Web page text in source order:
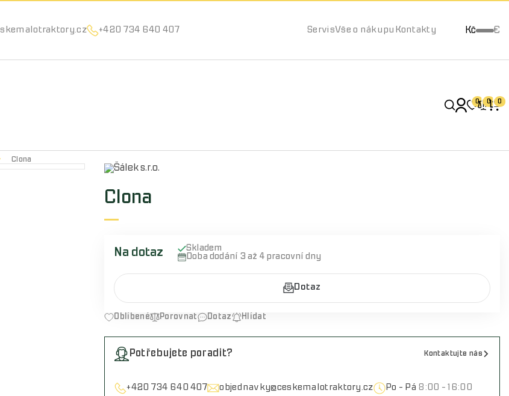
+420 734 640 407 ServisVše o nákupu Kontakty Kč €
0 0 0
Clona
Clona
Na dotaz
Skladem
Doba dodání 3 až 4 pracovní dny
Dotaz
Oblíbené Porovnat Dotaz Hlídat
Potřebujete poradit? Kontaktujte nás
+420 734 640 407 objednavky@ceskemalotraktory.cz Po - Pá 8:00 - 16:00